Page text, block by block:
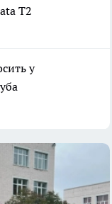
T2
у